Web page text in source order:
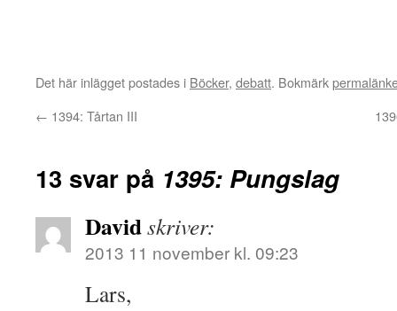
Det här inlägget postades i Böcker, debatt. Bokmärk
← 1394: Tårtan III
13 svar på 1395: Pungslag
Davidskriver:
2013 11 november kl. 09:23
Lars,